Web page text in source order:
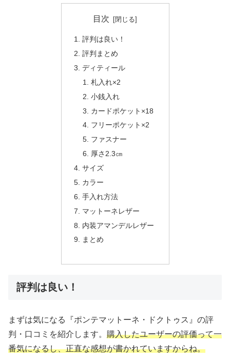
目次
評判は良い！
評判まとめ
ディティール
札入れ×2
小銭入れ
カードポケット×18
フリーポケット×2
ファスナー
厚さ2.3㎝
サイズ
カラー
手入れ方法
マットーネレザー
内装アマンデルレザー
まとめ
評判は良い！
まずは気になる『ポンテマットーネ・ドクトゥス』の評
判・口コミを紹介します。 購入したユーザーの評価って一
番気になるし、正直な感想が書かれていますからね。